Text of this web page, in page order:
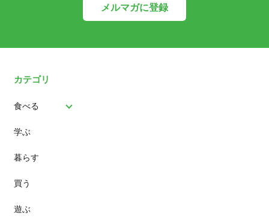
メルマガに登録
カテゴリ
食べる
パン
スイーツ
ランチ
カフェ
学ぶ
暮らす
買う
遊ぶ